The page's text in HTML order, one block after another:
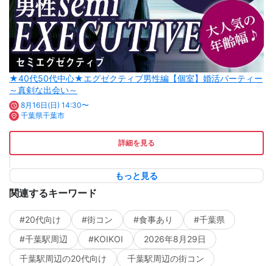
★40代50代中心★エグゼクティブ男性編【個室】婚活パーティー
～真剣な出会い～
8月16日(日) 14:30〜
千葉県千葉市
詳細を見る
もっと見る
関連するキーワード
#20代向け #街コン #食事あり
#千葉県
#千葉駅周辺
#KOIKOI
2026年8月29日
千葉駅周辺の20代向け
千葉駅周辺の街コン